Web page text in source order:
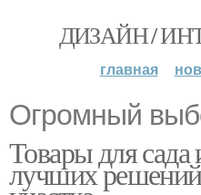
ДИЗАЙН /
главная
Огромный
Товары для
лучших